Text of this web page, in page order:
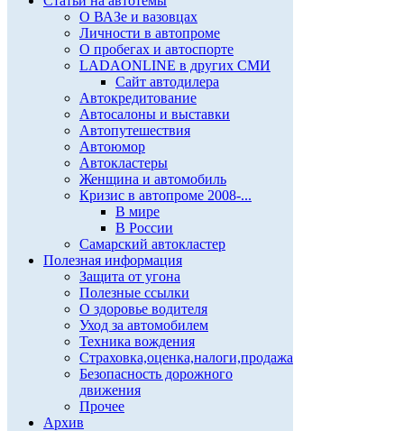
О ВАЗе и вазовцах
Личности в автопроме
О пробегах и автоспорте
LADAONLINE в других СМИ
Сайт автодилера
Автокредитование
Автосалоны и выставки
Автопутешествия
Автоюмор
Автокластеры
Женщина и автомобиль
Кризис в автопроме 2008-...
В мире
В России
Самарский автокластер
Полезная информация
Защита от угона
Полезные ссылки
О здоровье водителя
Уход за автомобилем
Техника вождения
Страховка,оценка,налоги,продажа
Безопасность дорожного
движения
Прочее
Архив